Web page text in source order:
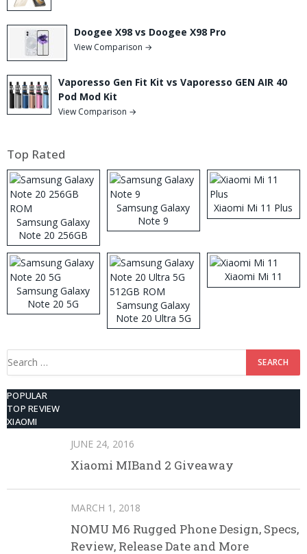
Doogee X98 vs Doogee X98 Pro
View Comparison →
Vaporesso Gen Fit Kit vs Vaporesso GEN AIR 40
Pod Mod Kit
View Comparison →
Top Rated
Samsung Galaxy
Note 20 256GB
ROM
Samsung Galaxy
Note 9
Xiaomi Mi 11 Plus
Samsung Galaxy
Note 20 5G
Samsung Galaxy
Note 20 Ultra 5G
512GB ROM
Xiaomi Mi 11
Search
POPULAR
TOP REVIEW
XIAOMI
JUNE 24, 2016
Xiaomi MIBand 2 Giveaway
MARCH 1, 2018
NOMU M6 Rugged Phone Design, Specs,
Review, Release Date and More